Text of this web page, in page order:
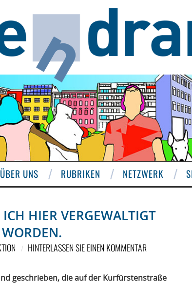
ÜBER UNS RUBRIKEN NETZWERK
HIER VERGEWALTIGT
WORDEN.
HINTERLASSEN SIE EINEN KOMMENTAR
geschrieben, die auf der Kurfürstenstraße